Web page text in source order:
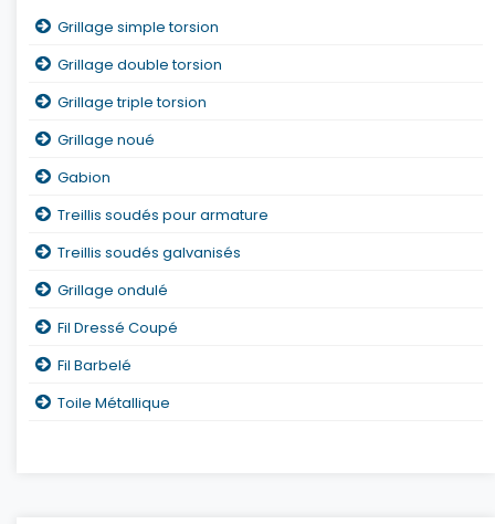
Grillage simple torsion
Grillage double torsion
Grillage triple torsion
Grillage noué
Gabion
Treillis soudés pour armature
Treillis soudés galvanisés
Grillage ondulé
Fil Dressé Coupé
Fil Barbelé
Toile Métallique